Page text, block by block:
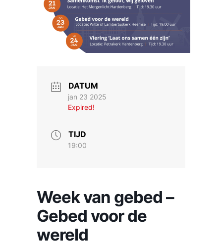
DATUM
jan 23 2025
Expired!
TIJD
19:00
Week van gebed –
Gebed voor de
wereld